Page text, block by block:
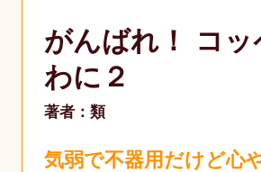
がんばれ！ コッ
わに２
著者：類
気弱で不器用だけど心